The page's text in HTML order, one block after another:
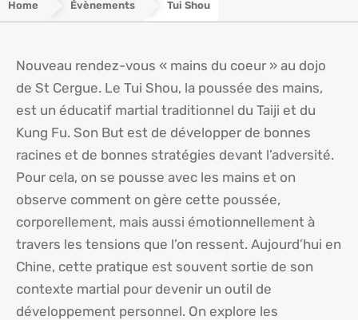
Home Évènements Tui Shou
Nouveau rendez-vous « mains du coeur » au dojo
de St Cergue. Le Tui Shou, la poussée des mains,
est un éducatif martial traditionnel du Taiji et du
Kung Fu. Son But est de développer de bonnes
racines et de bonnes stratégies devant l’adversité.
Pour cela, on se pousse avec les mains et on
observe comment on gère cette poussée,
corporellement, mais aussi émotionnellement à
travers les tensions que l’on ressent. Aujourd’hui en
Chine, cette pratique est souvent sortie de son
contexte martial pour devenir un outil de
développement personnel. On explore les